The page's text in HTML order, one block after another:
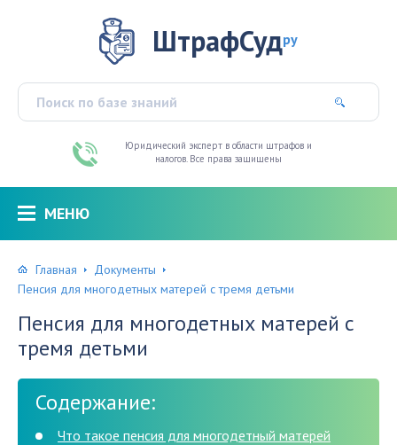
ШтрафСудру
Юридический эксперт в области штрафов и
налогов. Все права защищены
МЕНЮ
Главная
Документы
Пенсия для многодетных матерей с тремя детьми
Пенсия для многодетных матерей с
тремя детьми
Содержание:
Что такое пенсия для многодетный матерей